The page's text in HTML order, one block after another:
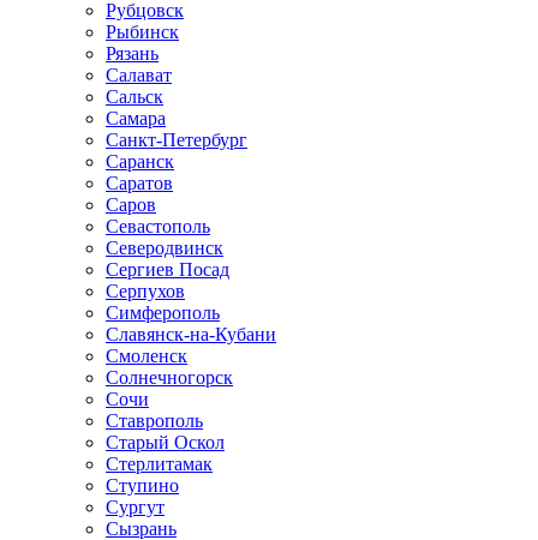
Рубцовск
Рыбинск
Рязань
Салават
Сальск
Самара
Санкт-Петербург
Саранск
Саратов
Саров
Севастополь
Северодвинск
Сергиев Посад
Серпухов
Симферополь
Славянск-на-Кубани
Смоленск
Солнечногорск
Сочи
Ставрополь
Старый Оскол
Стерлитамак
Ступино
Сургут
Сызрань